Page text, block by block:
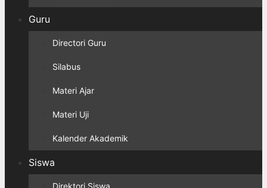
Guru
Directori Guru
Silabus
Materi Ajar
Materi Uji
Kalender Akademik
Siswa
Direktori Siswa